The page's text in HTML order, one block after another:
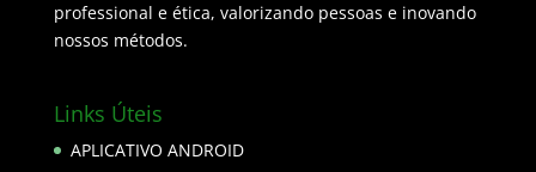
professional e ética, valorizando pessoas e inovando
nossos métodos.
Links Úteis
APLICATIVO ANDROID